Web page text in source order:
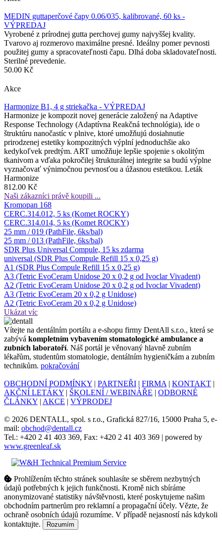
MEDIN guttaperčové čapy 0.06/035, kalibrované, 60 ks -
VÝPREDAJ
Vyrobené z prírodnej gutta perchovej gumy najvyššej kvality.
Tvarovo aj rozmerovo maximálne presné. Ideálny pomer pevnosti
použitej gumy a spracovateľnosti čapu. Dlhá doba skladovateľnosti.
Sterilné prevedenie.
50.00 Kč
Akce
Harmonize B1, 4 g striekačka - VÝPREDAJ
Harmonize je kompozit novej generácie založený na Adaptive
Response Technology (Adaptívna Reakčná technológia), ide o
štruktúru nanočastíc v plnive, ktoré umožňujú dosiahnutie
prirodzenej estetiky kompozitných výplní jednoduchšie ako
kedykoľvek predtým. ART umožňuje lepšie spojenie s okolitým
tkanivom a vďaka pokročilej štrukturálnej integrite sa budú výplne
vyznačovať výnimočnou pevnosťou a úžasnou estetikou. Leták
Harmonize
812.00 Kč
Naši zákazníci právě koupili ...
Kromopan 168
CERC.314.012, 5 ks (Komet ROCKY)
CERC.314.014, 5 ks (Komet ROCKY)
25 mm / 019 (PathFile, 6ks/bal)
25 mm / 013 (PathFile, 6ks/bal)
SDR Plus Universal Compule, 15 ks zdarma
universal (SDR Plus Compule Refill 15 x 0,25 g)
A1 (SDR Plus Compule Refill 15 x 0,25 g)
A3 (Tetric EvoCeram Unidose 20 x 0,2 g od Ivoclar Vivadent)
A2 (Tetric EvoCeram Unidose 20 x 0,2 g od Ivoclar Vivadent)
A3 (Tetric EvoCeram 20 x 0,2 g Unidose)
A2 (Tetric EvoCeram 20 x 0,2 g Unidose)
Ukázat víc
Ví­tejte na dentálním portálu a e-shopu firmy DentAll s.r.o., která se
zabývá kompletním vybavením stomatologické ambulance a
zubních laboratoří. Náš portál je věnovaný hlavně zubním
lékařům, studentům stomatologie, dentálním hygieničkám a zubním
technikům. pokračování
OBCHODNÍ PODMÍNKY | PARTNEŘI | FIRMA | KONTAKT |
AKČNÍ LETÁKY | ŠKOLENÍ / WEBINÁŘE | ODBORNÉ
ČLÁNKY | AKCE | VÝPRODEJ
© 2026 DENTALL, spol. s r.o., Grafická 827/16, 15000 Praha 5, e-
mail: obchod@dentall.cz
Tel.: +420 2 41 403 369, Fax: +420 2 41 403 369 | powered by
www.greenleaf.sk
Prohlížením těchto stránek souhlasíte se sběrem nezbytných
údajů potřebných k jejich funkčnosti. Kromě nich sbíráme
anonymizované statistiky návštěvnosti, které poskytujeme našim
obchodním partnerům pro reklamní a propagační účely. Vězte, že
ochraně osobních údajů rozumíme. V případě nejasností nás kdykoli
kontaktujte.
Rozumím